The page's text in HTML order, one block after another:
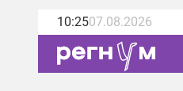
10:2507.08.2026